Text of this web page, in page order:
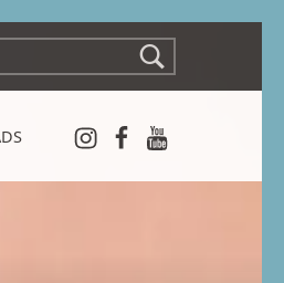
Instagram
Facebook
YouTube